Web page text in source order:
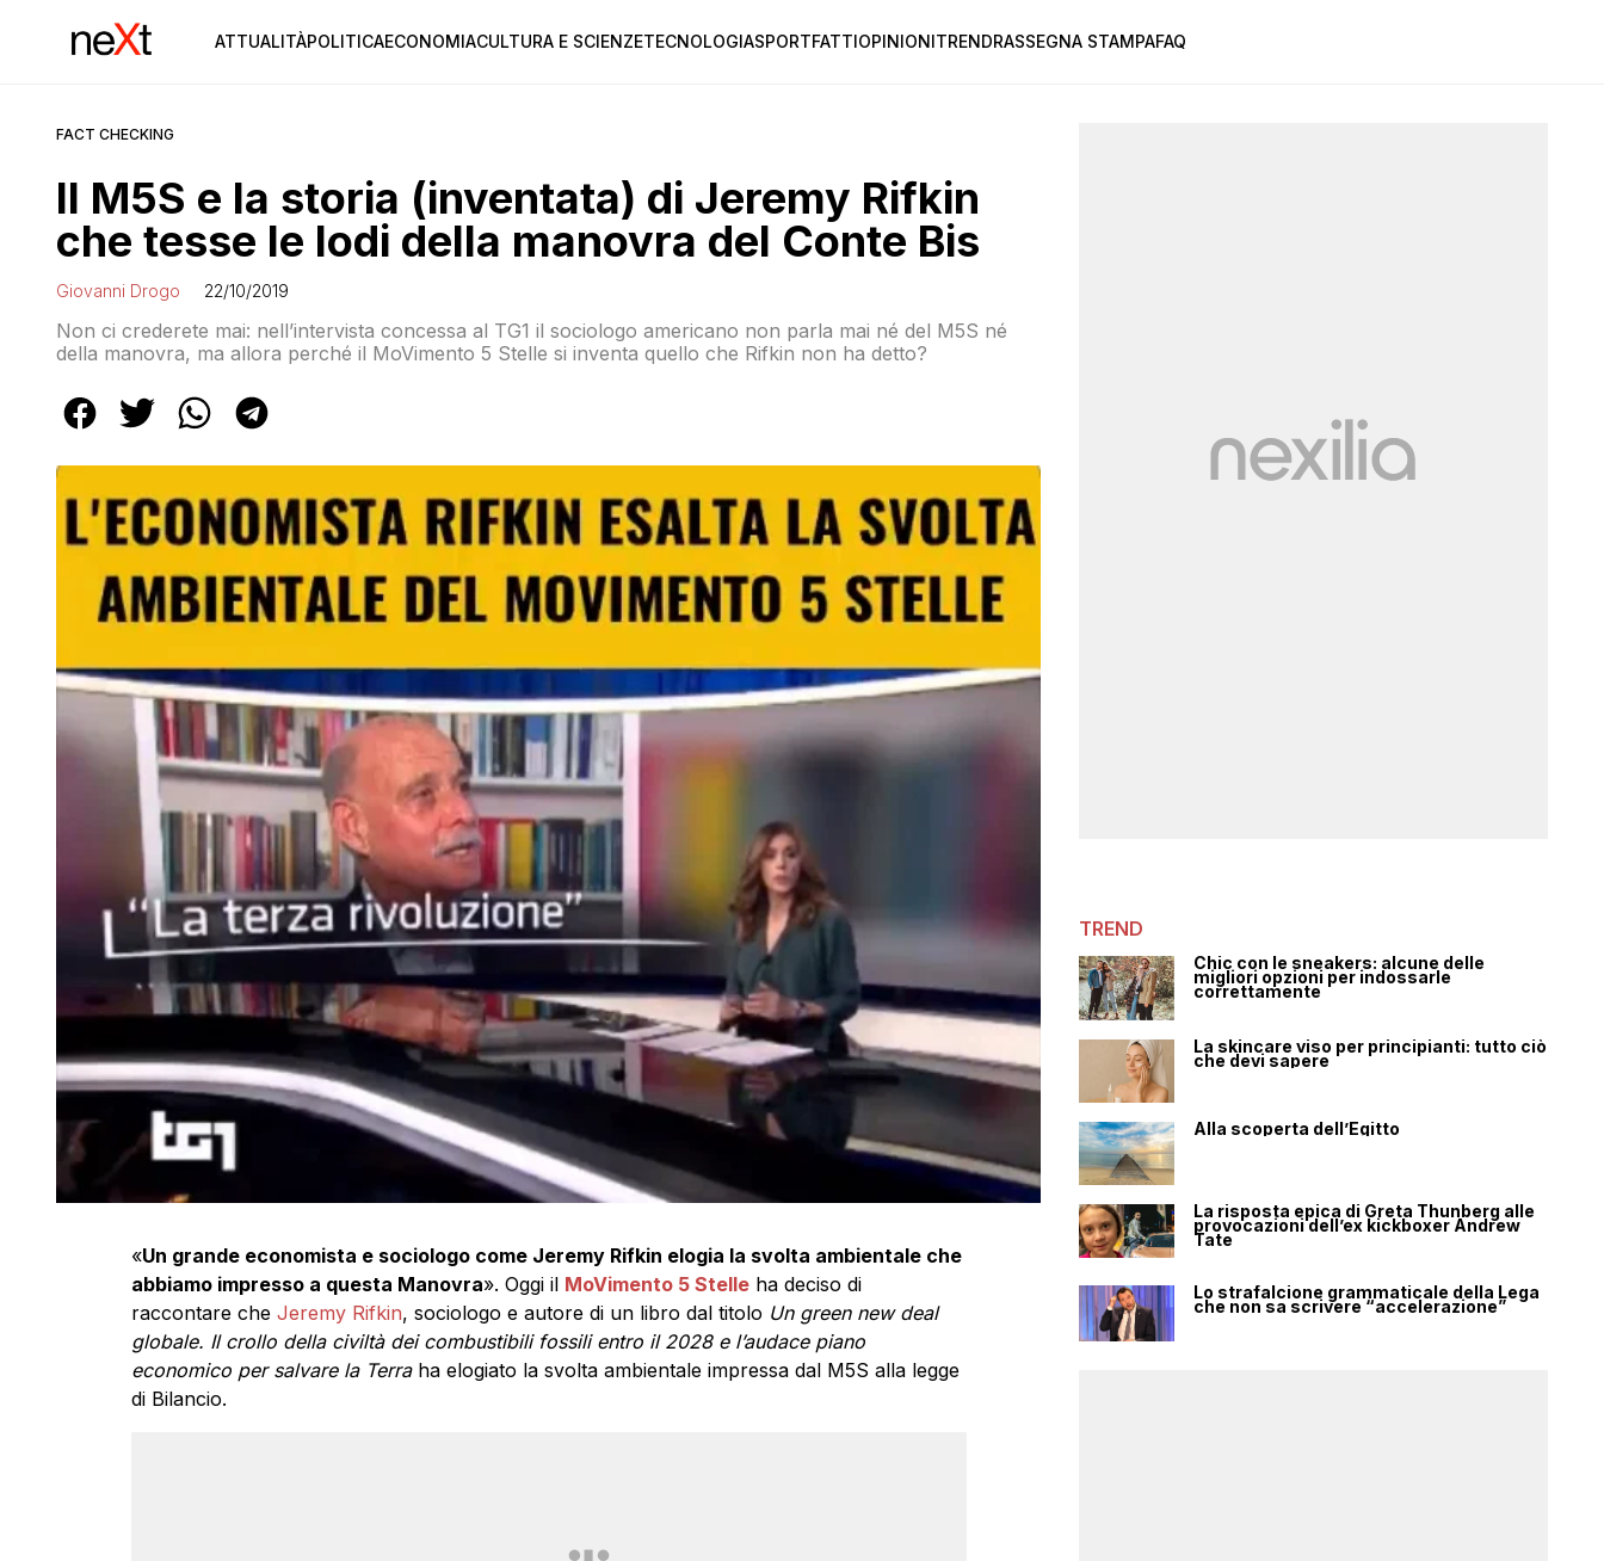
ATTUALITÀPOLITICAECONOMIACULTURA E SCIENZETECNOLOGIASPORTFATTIOPINIONITRENDRASSEGNA STAMPAFAQ
FACT CHECKING
Il M5S e la storia (inventata) di Jeremy Rifkin
che tesse le lodi della manovra del Conte Bis
Giovanni Drogo 22/10/2019
Non ci crederete mai: nell’intervista concessa al TG1 il sociologo americano non parla mai né del M5S né
della manovra, ma allora perché il MoVimento 5 Stelle si inventa quello che Rifkin non ha detto?
«Un grande economista e sociologo come Jeremy Rifkin elogia la svolta ambientale che
abbiamo impresso a questa Manovra». Oggi il MoVimento 5 Stelleha deciso di
raccontare che Jeremy Rifkin, sociologo e autore di un libro dal titolo Un green new deal
globale. Il crollo della civiltà dei combustibili fossili entro il 2028 e l’audace piano
economico per salvare la Terraha elogiato la svolta ambientale impressa dal M5S alla legge
di Bilancio.
TREND
Chic con le sneakers: alcune delle
migliori opzioni per indossarle
correttamente
La skincare viso per principianti: tutto ciò
che devi sapere
Alla scoperta dell’Egitto
La risposta epica di Greta Thunberg alle
provocazioni dell’ex kickboxer Andrew
Tate
Lo strafalcione grammaticale della Lega
che non sa scrivere “accelerazione”